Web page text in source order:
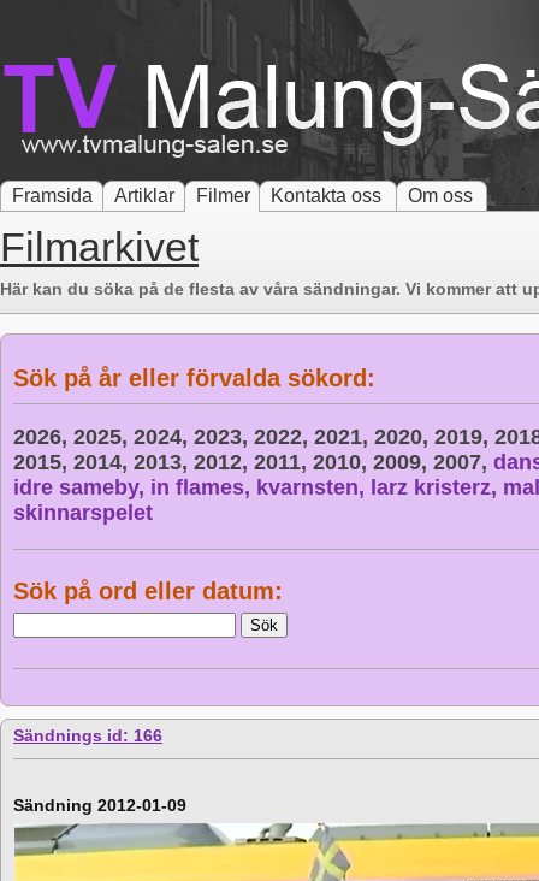
Framsida Artiklar Filmer Kontakta oss Om oss
Filmarkivet
Här kan du söka på de flesta av våra sändningar. Vi kommer att
Sök på år eller förvalda sökord:
2026, 2025, 2024, 2023, 2022, 2021, 2020, 2019,
2015, 2014, 2013, 2012, 2011, 2010, 2009, 2007,
idre sameby, in flames, kvarnsten, larz kristerz,
skinnarspelet
Sök på ord eller datum:
Sändnings id: 166
Sändning 2012-01-09